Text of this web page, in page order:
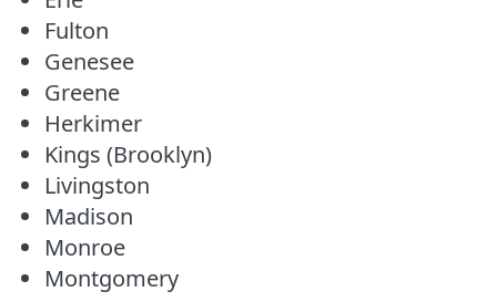
Fulton
Genesee
Greene
Herkimer
Kings (Brooklyn)
Livingston
Madison
Monroe
Montgomery